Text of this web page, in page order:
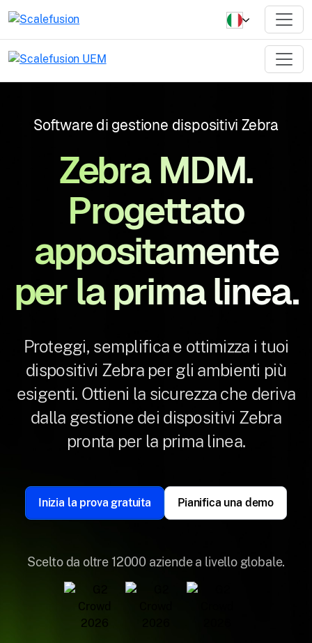
Software di gestione dispositivi Zebra
Zebra MDM.
Progettato
appositamente
per la prima linea.
Proteggi, semplifica e ottimizza i tuoi
dispositivi Zebra per gli ambienti più
esigenti. Ottieni la sicurezza che deriva
dalla gestione dei dispositivi Zebra
pronta per la prima linea.
Inizia la prova gratuita Pianifica una demo
Scelto da oltre 12000 aziende a livello globale.